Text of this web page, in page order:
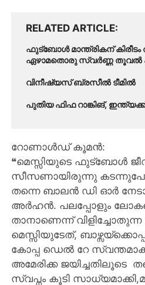
RELATED ARTICLE
ഫുട്ബോൾ മാന്ത്രികന് കിരീടം
ഏഴാമതൊരു സ്വർണ്ണ തൂവൽ
വിനീഷ്യസ് ബ്രസീൽ ടീമിൽ
പുതിയ ഫിഫ റാങ്കിങ്,
റോണാൾഡ് കൂമൻ:
❝മെസ്സിയുടെ ഫുട്ബോൾ
സീസണായിരുന്നു
തന്നെ ബാലൻ ഡി ഓർ
അർഹൻ. പലപ്പോളും
താനാണെന്ന്
മെസ്സിയുടേത്,
കോപ്പ ഡെൽ റേ
അമേരിക്ക ജയിച്ചതിലൂടെ
സ്വപ്നം കൂടി